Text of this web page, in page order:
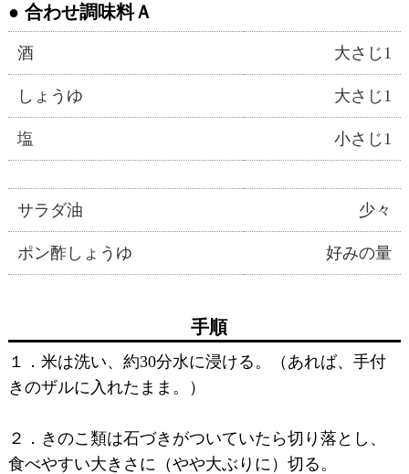
合わせ調味料Ａ
酒 大さじ1
しょうゆ 大さじ1
塩 小さじ1
サラダ油 少々
ポン酢しょうゆ 好みの量
手順
１．米は洗い、約30分水に浸ける。（あれば、手付
きのザルに入れたまま。）
２．きのこ類は石づきがついていたら切り落とし、
食べやすい大きさに（やや大ぶりに）切る。